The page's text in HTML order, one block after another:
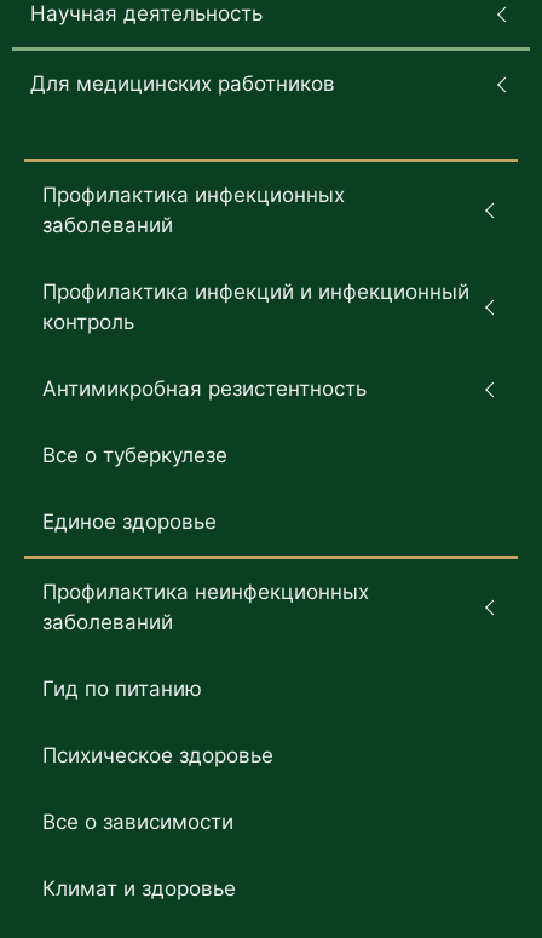
Научная деятельность
Для медицинских работников
Профилактика инфекционных
заболеваний
Профилактика инфекций и инфекционный
контроль
Антимикробная резистентность
Все о туберкулезе
Единое здоровье
Профилактика неинфекционных
заболеваний
Гид по питанию
Психическое здоровье
Все о зависимости
Климат и здоровье